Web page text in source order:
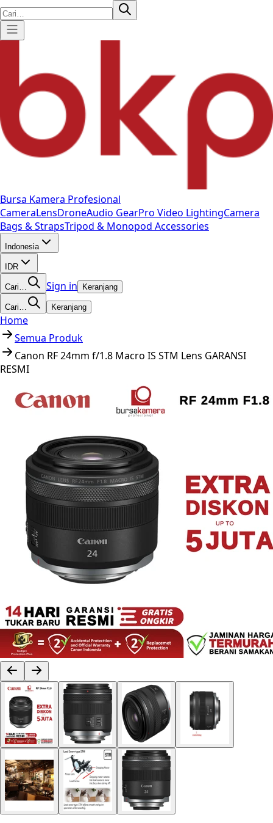
Bursa Kamera Profesional
CameraLensDroneAudio GearPro Video LightingCamera
Bags & StrapsTripod & Monopod Accessories
Indonesia
IDR
Cari… Sign in Keranjang
Cari… Keranjang
Home
Semua Produk
Canon RF 24mm f/1.8 Macro IS STM Lens GARANSI
RESMI